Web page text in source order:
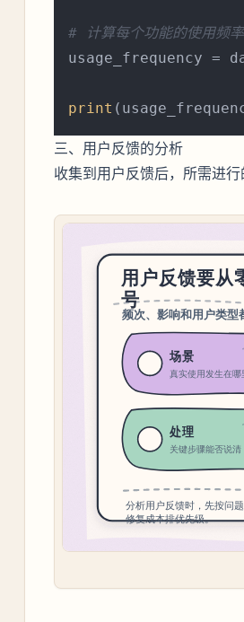
# 计算每个功能的使用频率
usage_frequency =
print
三、用户反馈的分析
收集到用户反馈后，所需进行